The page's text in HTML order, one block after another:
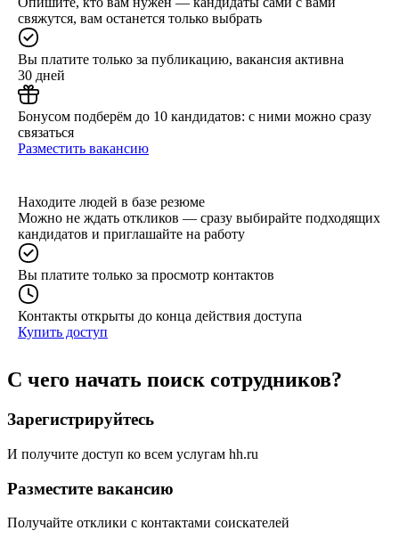
свяжутся, вам останется только выбрать
Вы платите только за публикацию, вакансия активна
30 дней
Бонусом подберём до 10 кандидатов: с ними можно сразу
связаться
Разместить вакансию
Находите людей в базе резюме
Можно не ждать откликов — сразу выбирайте подходящих
кандидатов и приглашайте на работу
Вы платите только за просмотр контактов
Контакты открыты до конца действия доступа
Купить доступ
С чего начать поиск сотрудников?
Зарегистрируйтесь
И получите доступ ко всем услугам hh.ru
Разместите вакансию
Получайте отклики с контактами соискателей